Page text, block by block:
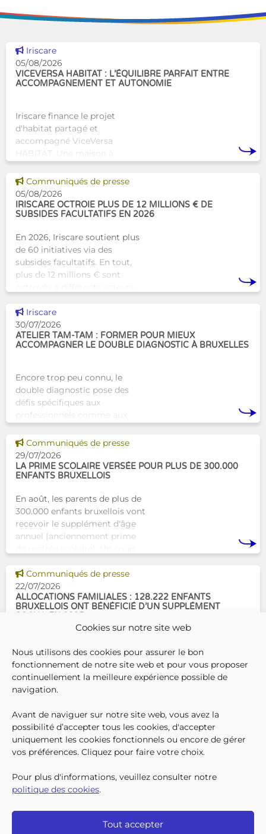
Cookies sur notre site web
Nous utilisons des cookies pour assurer le bon
fonctionnement de notre site web et pour vous proposer
continuellement la meilleure expérience possible de
navigation.
Avant de naviguer sur notre site web, vous avez la
possibilité d’accepter tous les cookies, d'accepter
uniquement les cookies fonctionnels ou encore de gérer
vos préférences. Cliquez pour faire votre choix.
Pour plus d'informations, veuillez consulter notre
politique des cookies.
Tout accepter
Voir cette news
Iriscare
05/08/2026
VICEVERSA HABITAT : L’ÉQUILIBRE PARFAIT ENTRE
ACCOMPAGNEMENT ET AUTONOMIE
Iriscare finance le projet
d'habitat partagé et
accompagné ViceVersa
HABITAT. Une maison à
alternative innovante et
humaine aux structures
d’hébergement traditionnel
Voir cette news
Communiqués de presse
05/08/2026
IRISCARE OCTROIE PLUS DE 12 MILLIONS € DE
SUBSIDES FACULTATIFS EN 2026
En 2026, Iriscare soutient plus
de 60 initiatives via des
subsides facultatifs. En tout,
plus de 12 millions € sont
travail au serv
Voir cette news
Iriscare
30/07/2026
ATELIER TAM-TAM : FORMER POUR MIEUX
ACCOMPAGNER LE DOUBLE DIAGNOSTIC À BRUXELLES
Encore trop peu connu, le
double diagnostic pose des
défis spécifiques aux
professionnels comme aux
Tam-Tam apporte une réponse
concrète avec une formation
dest
Voir cette news
Communiqués de presse
29/07/2026
LA PRIME SCOLAIRE VERSÉE POUR PLUS DE 300.000
ENFANTS BRUXELLOIS
En août, les parents de plus de
300.000 enfants bruxellois vont
recevoir le supplément d'âge
annuel (anciennement prime
commencer la
Voir cette news
Communiqués de presse
22/07/2026
ALLOCATIONS FAMILIALES : 128.222 ENFANTS
BRUXELLOIS ONT BÉNÉFICIÉ D’UN SUPPLÉMENT
En décembre 2025, 304.966
enfants bruxellois avaient droit
aux allocations familiales.
Parmi eux, 128.222
supplément social en plus du
montant de base de leurs all
QUI SOMMES-NOUS ?
TRAVAILLER CHEZ NOUS
TOUTES LES NEWS
TRANSPARENCE
CONTACTEZ-NOUS
PRESSE
PLAINTES
Iriscare • 71 rue Belliard boîte 2 • 1040 Bruxelles